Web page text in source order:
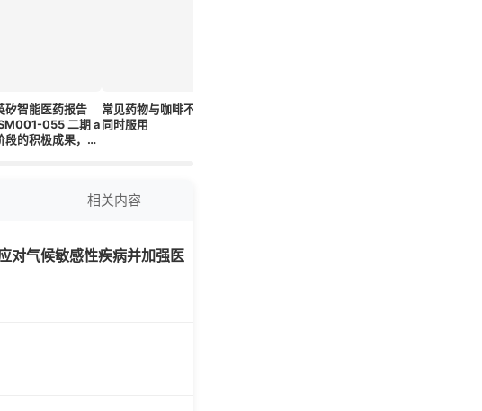
矽智能医药报告
055 二期 a
段的积极成果，一
常见药物与咖啡不宜
同时服用
相关内容
对气候敏感性疾病并加强医